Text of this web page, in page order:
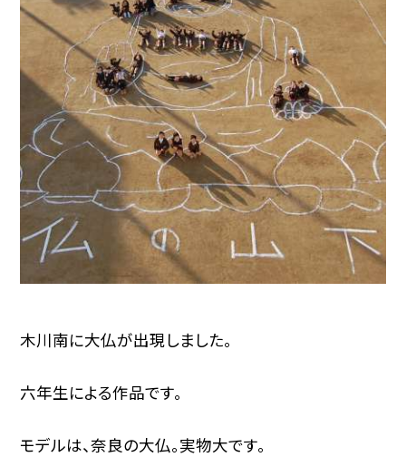
木川南に大仏が出現しました。
六年生による作品です。
モデルは、奈良の大仏。実物大です。